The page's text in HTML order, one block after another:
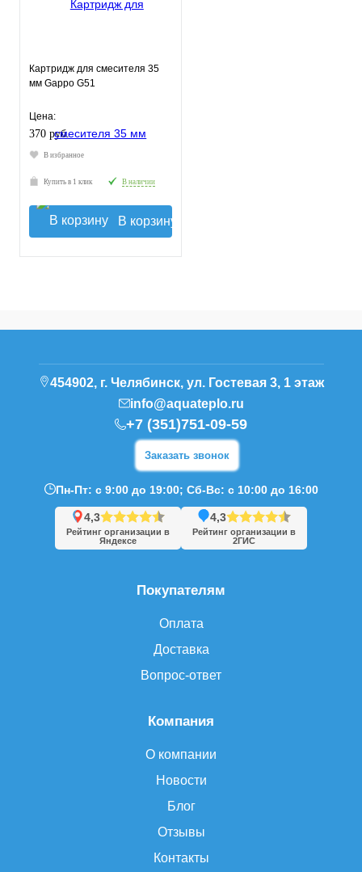
Картридж для смесителя 35
мм Gappo G51
Цена:
370 руб.
В избранное
Купить в 1 клик В наличии
В корзину
Компания
О компании
Новости
Блог
Отзывы
Контакты
Покупателям
Оплата
Доставка
Вопрос-ответ
454902, г. Челябинск, ул. Гостевая 3, 1 этаж
info@aquateplo.ru
+7 (351)751-09-59
Заказать звонок
Пн-Пт: с 9:00 до 19:00; Сб-Вс: с 10:00 до 16:00
4,3
Рейтинг организации в
Яндексе
4,3
Рейтинг организации в
2ГИС